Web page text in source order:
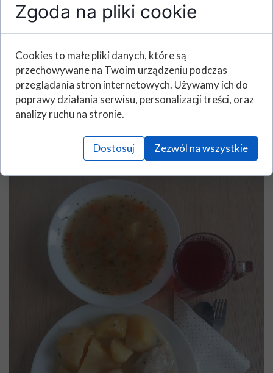
Zgoda na pliki cookie
Cookies to małe pliki danych, które są
przechowywane na Twoim urządzeniu podczas
przeglądania stron internetowych. Używamy ich do
poprawy działania serwisu, personalizacji treści, oraz
analizy ruchu na stronie.
Dostosuj Zezwól na wszystkie